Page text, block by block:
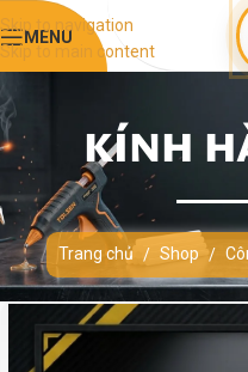
Skip to navigation
Skip to main content
MENU
KÍNH
Trang chủ / Shop /